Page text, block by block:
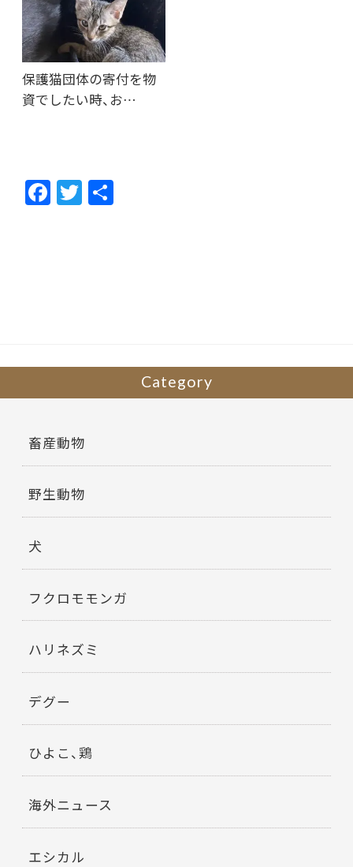
保護猫団体の寄付を物
資でしたい時、お…
F
ac
T
w
Category
畜産動物
野生動物
犬
フクロモモンガ
ハリネズミ
デグー
ひよこ、鶏
海外ニュース
エシカル